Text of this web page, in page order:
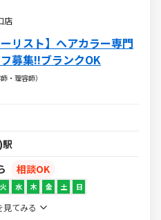
店
ーリスト】ヘアカラー専門
募集!!ブランクOK
・理容師）
相談OK
火 水 木 金 土 日
見てみる